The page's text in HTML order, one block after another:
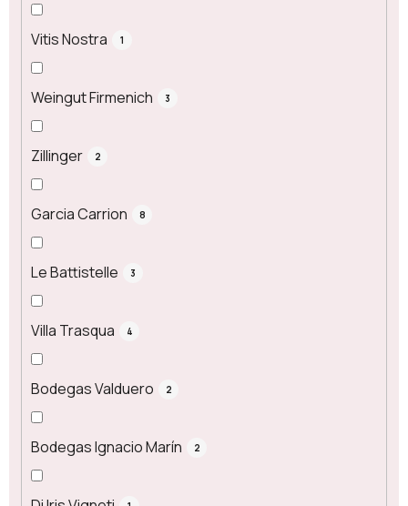
Vitis Nostra 1
Weingut Firmenich 3
Zillinger 2
Garcia Carrion 8
Le Battistelle 3
Villa Trasqua 4
Bodegas Valduero 2
Bodegas Ignacio Marín 2